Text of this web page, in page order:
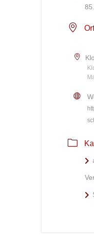
Ort